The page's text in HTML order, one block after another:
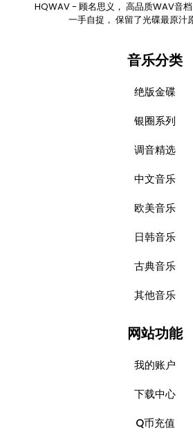
HQWAV - 顾名思义， 高品质WAV音
一手自捉， 保留了光碟最原汁
音乐分类
绝版金碟
银圈系列
调音精选
中文音乐
欧美音乐
日韩音乐
古典音乐
其他音乐
网站功能
我的账户
下载中心
Q币充值